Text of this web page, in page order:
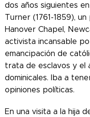
dos años siguientes
Turner (1761-1859),
Hanover Chapel,
activista incansable
emancipación de
trata de esclavos y el
dominicales. Iba a
opiniones políticas.
En una visita a la hija